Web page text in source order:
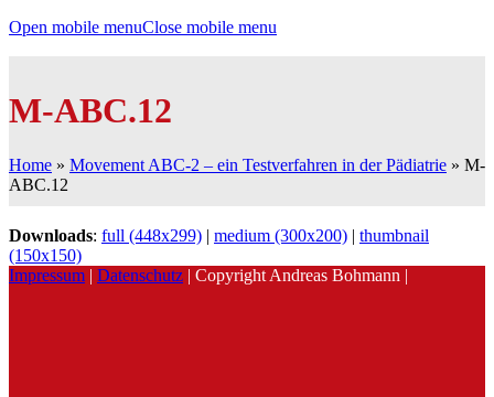
Open mobile menuClose mobile menu
M-ABC.12
Home » Movement ABC-2 – ein Testverfahren in der Pädiatrie » M-
ABC.12
Downloads: full (448x299) | medium (300x200) | thumbnail
(150x150)
Impressum | Datenschutz | Copyright Andreas Bohmann |